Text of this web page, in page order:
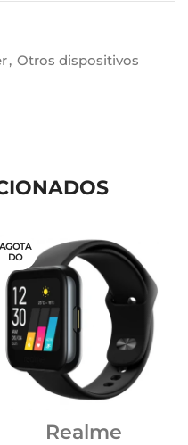
, Otros dispositivos
AGOTA
DO
Realme